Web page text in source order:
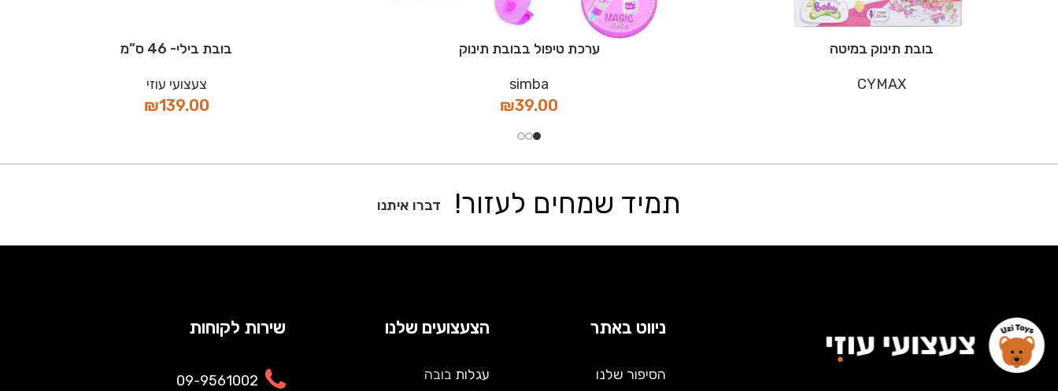
בובת תינוק במיטה
CYMAX
ערכת טיפול בבובת תינוק
simba
₪39.00
בובת בילי- 46 ס”מ
צעצועי עוזי
₪139.00
תמיד שמחים לעזור! דברו איתנו
ניווט באתר
הסיפור שלנו
הצעצועים שלנו
עגלות בובה
שירות לקוחות
09-9561002